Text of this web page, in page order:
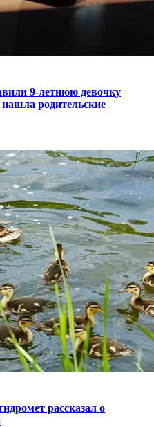
9-летнюю девочку
нашла родительские
рассказал о